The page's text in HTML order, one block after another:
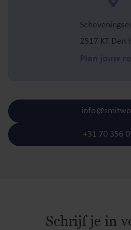
2517 KT Den
+31 70 356
Schrijf je in